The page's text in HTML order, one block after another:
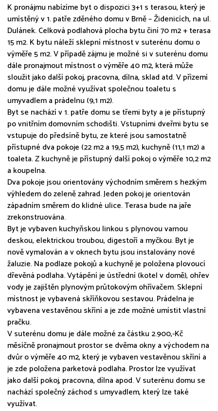
K pronájmu nabízíme byt o dispozici 3+1 s terasou, který je
umístěný v 1. patře zděného domu v Brně – Židenicích, na ul.
Dulánek. Celková podlahová plocha bytu činí 70 m2 + terasa
15 m2. K bytu náleží sklepní místnost v suterénu domu o
výměře 5 m2. V případě zájmu je možné si v suterénu domu
dále pronajmout místnost o výměře 40 m2, která může
sloužit jako další pokoj, pracovna, dílna, sklad atd. V přízemí
domu je dále možné využívat společnou toaletu s
umyvadlem a prádelnu (9,1 m2).
Byt se nachází v 1. patře domu se třemi byty a je přístupný
po vnitřním domovním schodišti. Vstupními dveřmi bytu se
vstupuje do předsíně bytu, ze které jsou samostatně
přístupné dva pokoje (22 m2 a 19,5 m2), kuchyně (11,1 m2) a
toaleta. Z kuchyně je přístupný další pokoj o výměře 10,2 m2
a koupelna.
Dva pokoje jsou orientovány východním směrem s hezkým
výhledem do zeleně zahrad. Jeden pokoj je orientován
západním směrem do klidné ulice. Terasa bude na jaře
zrekonstruována.
Byt je vybaven kuchyňskou linkou s plynovou varnou
deskou, elektrickou troubou, digestoří a myčkou. Byt je
nově vymalován a v oknech bytu jsou instalovány nové
žaluzie. Na podlaze pokojů a kuchyně je položena plovoucí
dřevěná podlaha. Vytápění je ústřední (kotel v domě), ohřev
vody je zajištěn plynovým průtokovým ohřívačem. Sklepní
místnost je vybavená skříňkovou sestavou. Prádelna je
vybavena vestavěnou skříní a je zde možné umístit vlastní
pračku.
V suterénu domu je dále možné za částku 2.900,-Kč
měsíčně pronajmout prostor se dvěma okny a východem na
dvůr o výměře 40 m2, který je vybaven vestavěnou skříní a
je zde položena parketová podlaha. Prostor lze využívat
jako další pokoj, pracovna, dílna apod. V suterénu domu se
nachází společný záchod s umyvadlem, který lze také
využívat.